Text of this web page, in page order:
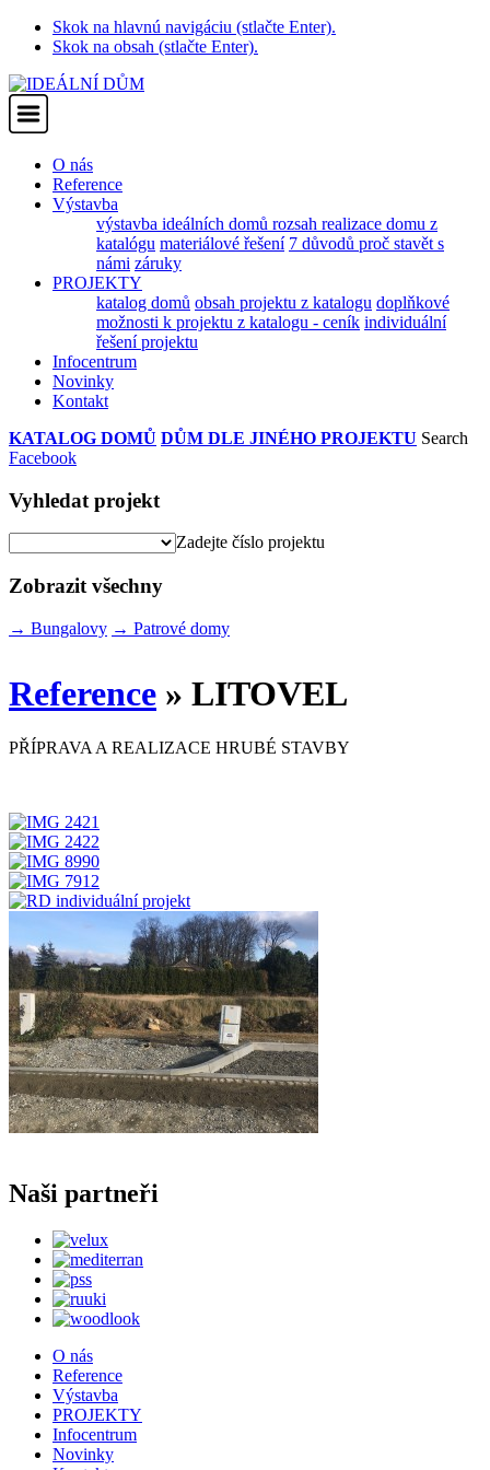
Skok na hlavnú navigáciu (stlačte Enter).
Skok na obsah (stlačte Enter).
O nás
Reference
Výstavba
výstavba ideálních domů rozsah realizace domu z
katalógu materiálové řešení 7 důvodů proč stavět s
námi záruky
PROJEKTY
katalog domů obsah projektu z katalogu doplňkové
možnosti k projektu z katalogu - ceník individuální
řešení projektu
Infocentrum
Novinky
Kontakt
KATALOG DOMŮ DŮM DLE JINÉHO PROJEKTU Search
Facebook
Vyhledat projekt
Zadejte číslo projektu
Zobrazit všechny
→ Bungalovy → Patrové domy
Reference » LITOVEL
PŘÍPRAVA A REALIZACE HRUBÉ STAVBY
Naši partneři
O nás
Reference
Výstavba
PROJEKTY
Infocentrum
Novinky